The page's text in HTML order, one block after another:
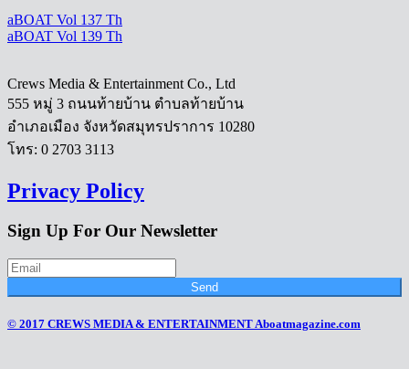
aBOAT Vol 137 Th
aBOAT Vol 139 Th
Crews Media & Entertainment Co., Ltd
555 หมู่ 3 ถนนท้ายบ้าน ตำบลท้ายบ้าน
อำเภอเมือง จังหวัดสมุทรปราการ 10280
โทร: 0 2703 3113
Privacy Policy
Sign Up For Our Newsletter
Send
© 2017 CREWS MEDIA & ENTERTAINMENT Aboatmagazine.com